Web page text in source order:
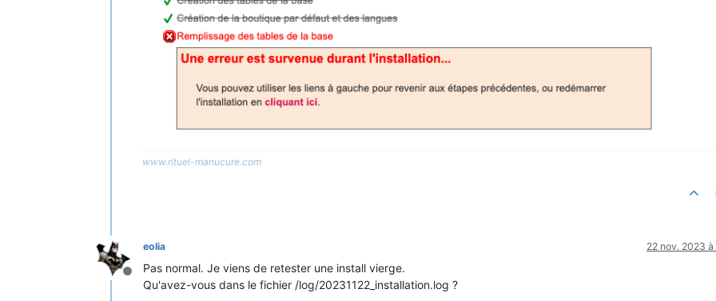
www.rituel-manucure.com
Hors-ligne
eolia 22 nov. 2023 à
Pas normal. Je viens de retester une install vierge.
Qu'avez-vous dans le fichier /log/20231122_installation.log ?